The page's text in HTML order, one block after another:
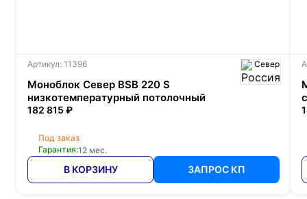
Артикул: 11396 Север
Моноблок Север BSB 220 S
низкотемпературный потолочный
182 815 ₽
Под заказ
Гарантия:12 мес.
В КОРЗИНУ ЗАПРОС КП